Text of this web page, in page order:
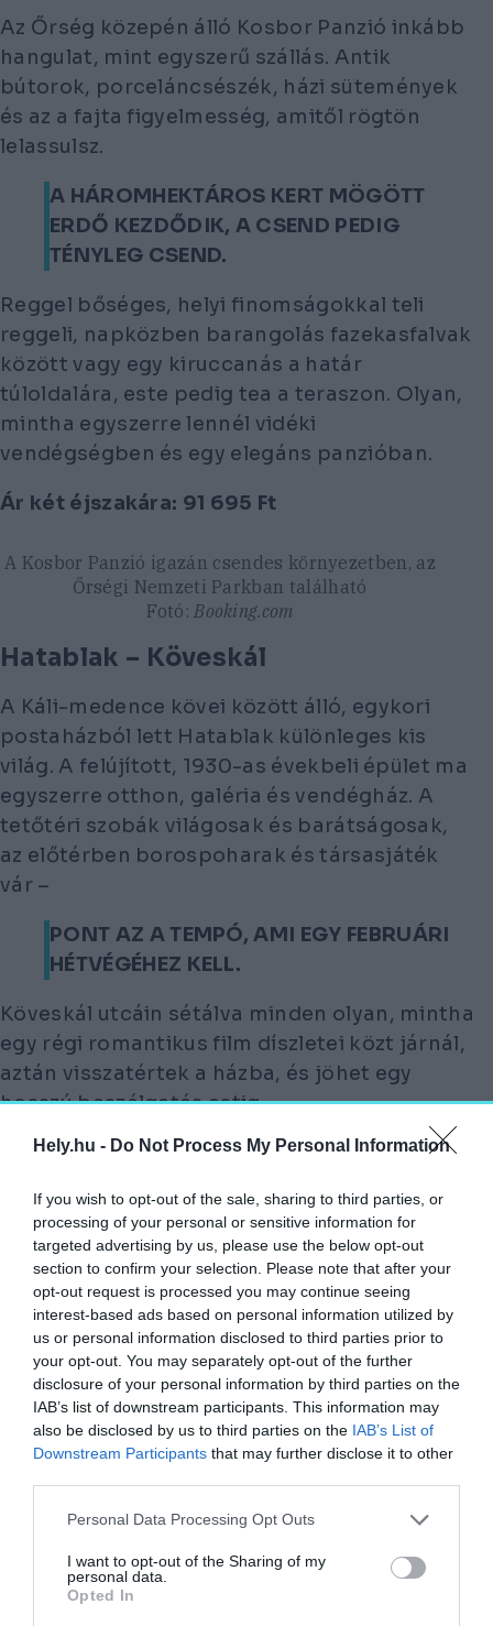
Hely.hu - Do Not Process My Personal Information
If you wish to opt-out of the sale, sharing to third parties, or
processing of your personal or sensitive information for
targeted advertising by us, please use the below opt-out
section to confirm your selection. Please note that after your
opt-out request is processed you may continue seeing
interest-based ads based on personal information utilized by
us or personal information disclosed to third parties prior to
your opt-out. You may separately opt-out of the further
disclosure of your personal information by third parties on the
IAB’s list of downstream participants. This information may
also be disclosed by us to third parties on the IAB’s List of
Downstream Participants that may further disclose it to other
Personal Data Processing Opt Outs
I want to opt-out of the Sharing of my
personal data.
Opted In
Az Őrség közepén álló Kosbor Panzió inkább
hangulat, mint egyszerű szállás. Antik
bútorok, porceláncsészék, házi sütemények
és az a fajta figyelmesség, amitől rögtön
lelassulsz.
A HÁROMHEKTÁROS KERT MÖGÖTT
ERDŐ KEZDŐDIK, A CSEND PEDIG
TÉNYLEG CSEND.
Reggel bőséges, helyi finomságokkal teli
reggeli, napközben barangolás fazekasfalvak
között vagy egy kiruccanás a határ
túloldalára, este pedig tea a teraszon. Olyan,
mintha egyszerre lennél vidéki
vendégségben és egy elegáns panzióban.
Ár két éjszakára: 91 695 Ft
A Kosbor Panzió igazán csendes környezetben, az
Őrségi Nemzeti Parkban található
Fotó: Booking.com
Hatablak – Köveskál
A Káli-medence kövei között álló, egykori
postaházból lett Hatablak különleges kis
világ. A felújított, 1930-as évekbeli épület ma
egyszerre otthon, galéria és vendégház. A
tetőtéri szobák világosak és barátságosak,
az előtérben borospoharak és társasjáték
vár –
PONT AZ A TEMPÓ, AMI EGY FEBRUÁRI
HÉTVÉGÉHEZ KELL.
Köveskál utcáin sétálva minden olyan, mintha
egy régi romantikus film díszletei közt járnál,
aztán visszatértek a házba, és jöhet egy
hosszú beszélgetés estig.
Ár két éjszakára: 76 270Ft
A Hatablak Köveskál épülete rége posta volt, ma
művészi szálláshely
Fotó:
Booking.com